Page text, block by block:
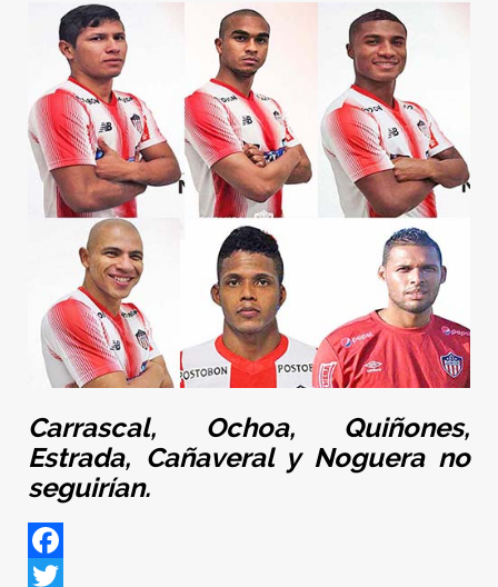
Carrascal, Ochoa, Quiñones,
Estrada, Cañaveral y Noguera no
seguirían.
Facebook